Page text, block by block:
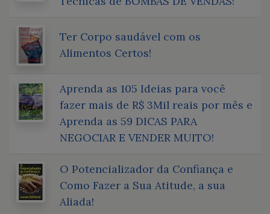
Ter Corpo saudável com os
Alimentos Certos!
Aprenda as 105 Ideias para você
fazer mais de R$ 3Mil reais por mês e
Aprenda as 59 DICAS PARA
NEGOCIAR E VENDER MUITO!
O Potencializador da Confiança e
Como Fazer a Sua Atitude, a sua
Aliada!